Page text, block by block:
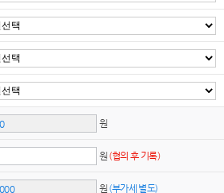
원
원 (협의 후 기록)
원 (부가세 별도)